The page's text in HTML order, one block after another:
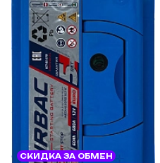
СКИДКА ЗА ОБМЕН